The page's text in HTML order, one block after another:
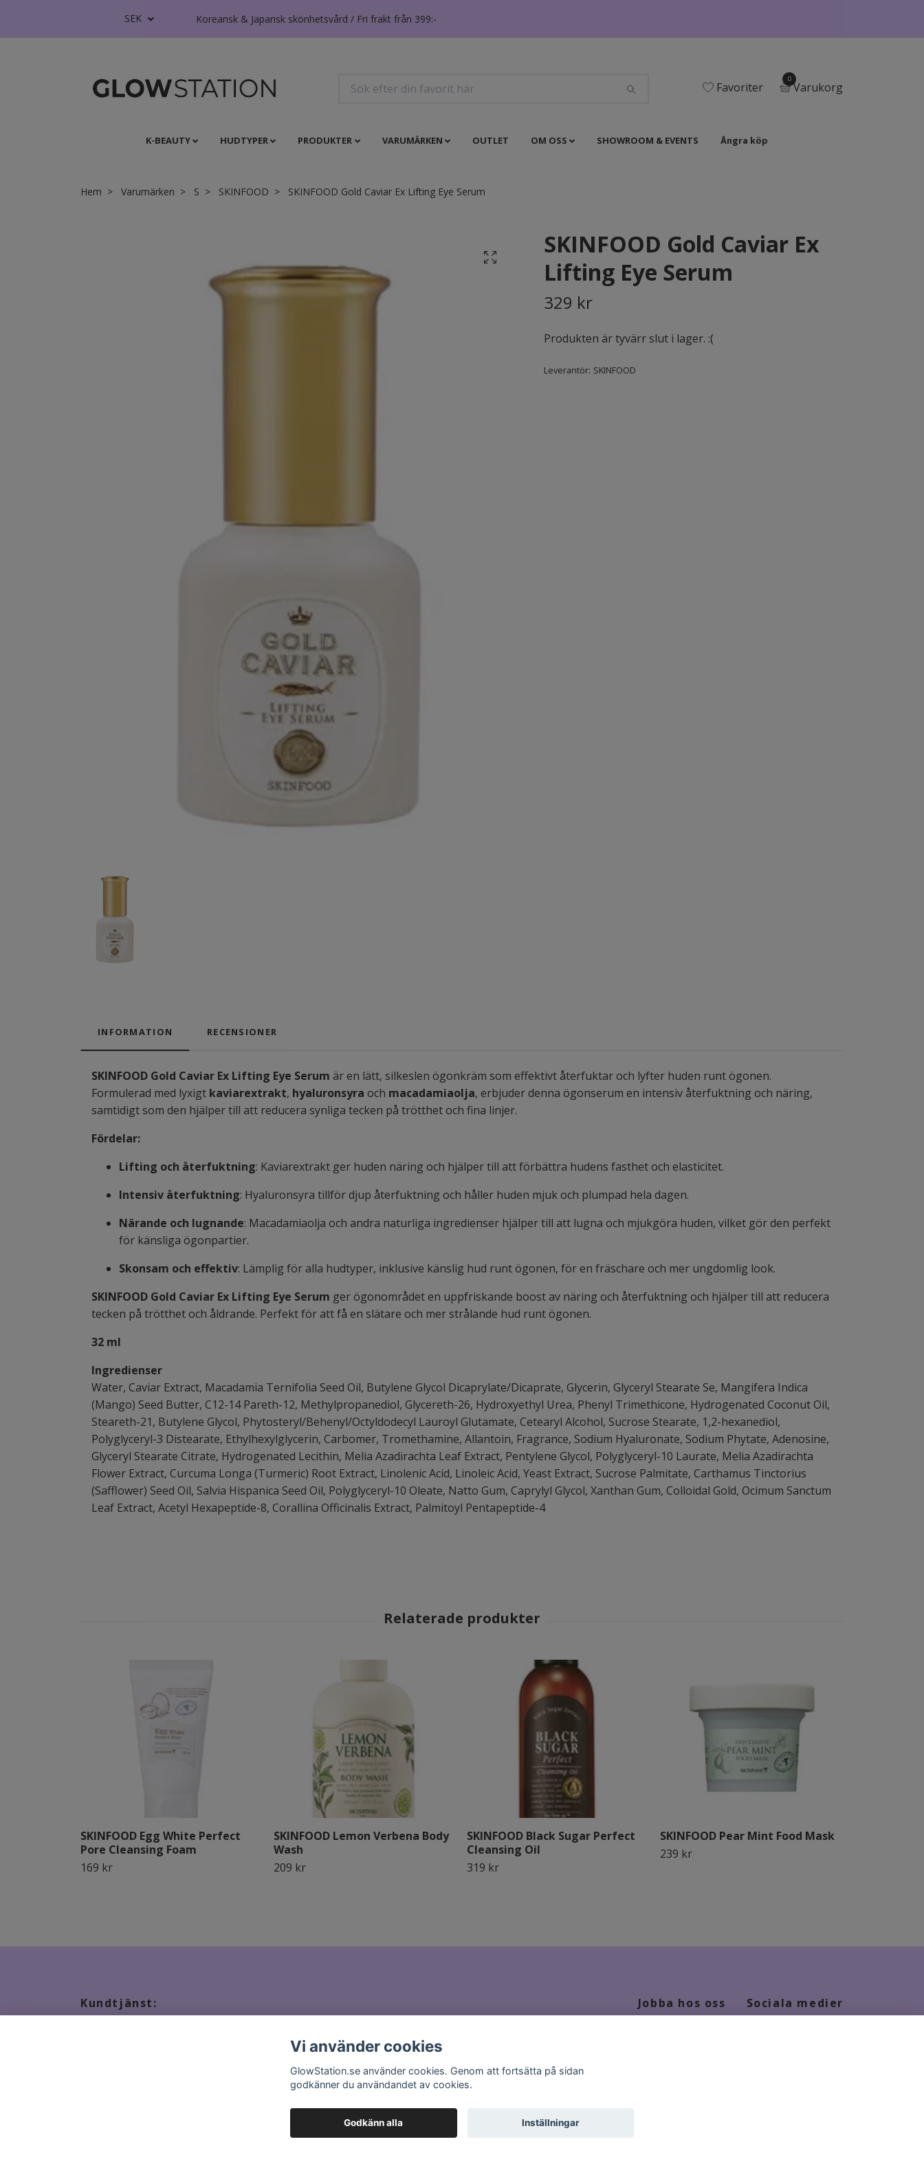
SEK Koreansk & Japansk skönhetsvård / Fri frakt från 399:-
Favoriter
0
Varukorg
K-BEAUTY HUDTYPER PRODUKTER VARUMÄRKEN OUTLET OM OSS SHOWROOM & EVENTS Ångra köp
Hem Varumärken S SKINFOOD SKINFOOD Gold Caviar Ex Lifting Eye Serum
SKINFOOD Gold Caviar Ex
Lifting Eye Serum
329 kr
Produkten är tyvärr slut i lager. :(
Leverantör: SKINFOOD
INFORMATION RECENSIONER
SKINFOOD Gold Caviar Ex Lifting Eye Serum är en lätt, silkeslen ögonkräm som effektivt återfuktar och lyfter huden runt ögonen.
Formulerad med lyxigt kaviarextrakt, hyaluronsyra och macadamiaolja, erbjuder denna ögonserum en intensiv återfuktning och näring,
samtidigt som den hjälper till att reducera synliga tecken på trötthet och fina linjer.
Fördelar:
Lifting och återfuktning: Kaviarextrakt ger huden näring och hjälper till att förbättra hudens fasthet och elasticitet.
Intensiv återfuktning: Hyaluronsyra tillför djup återfuktning och håller huden mjuk och plumpad hela dagen.
Närande och lugnande: Macadamiaolja och andra naturliga ingredienser hjälper till att lugna och mjukgöra huden, vilket gör den perfekt
för känsliga ögonpartier.
Skonsam och effektiv: Lämplig för alla hudtyper, inklusive känslig hud runt ögonen, för en fräschare och mer ungdomlig look.
SKINFOOD Gold Caviar Ex Lifting Eye Serum ger ögonområdet en uppfriskande boost av näring och återfuktning och hjälper till att reducera
tecken på trötthet och åldrande. Perfekt för att få en slätare och mer strålande hud runt ögonen.
32 ml
Ingredienser
Water, Caviar Extract, Macadamia Ternifolia Seed Oil, Butylene Glycol Dicaprylate/Dicaprate, Glycerin, Glyceryl Stearate Se, Mangifera Indica
(Mango) Seed Butter, C12-14 Pareth-12, Methylpropanediol, Glycereth-26, Hydroxyethyl Urea, Phenyl Trimethicone, Hydrogenated Coconut Oil,
Steareth-21, Butylene Glycol, Phytosteryl/Behenyl/Octyldodecyl Lauroyl Glutamate, Cetearyl Alcohol, Sucrose Stearate, 1,2-hexanediol,
Polyglyceryl-3 Distearate, Ethylhexylglycerin, Carbomer, Tromethamine, Allantoin, Fragrance, Sodium Hyaluronate, Sodium Phytate, Adenosine,
Glyceryl Stearate Citrate, Hydrogenated Lecithin, Melia Azadirachta Leaf Extract, Pentylene Glycol, Polyglyceryl-10 Laurate, Melia Azadirachta
Flower Extract, Curcuma Longa (Turmeric) Root Extract, Linolenic Acid, Linoleic Acid, Yeast Extract, Sucrose Palmitate, Carthamus Tinctorius
(Safflower) Seed Oil, Salvia Hispanica Seed Oil, Polyglyceryl-10 Oleate, Natto Gum, Caprylyl Glycol, Xanthan Gum, Colloidal Gold, Ocimum Sanctum
Leaf Extract, Acetyl Hexapeptide-8, Corallina Officinalis Extract, Palmitoyl Pentapeptide-4
SKINFOOD Egg White Perfect
Pore Cleansing Foam
169 kr
SKINFOOD Lemon Verbena Body
Wash
209 kr
SKINFOOD Black Sugar Perfect
Cleansing Oil
319 kr
SKINFOOD Pear Mint Food Mask
239 kr
Kundtjänst: Jobba hos oss Sociala medier
Vi använder cookies
GlowStation.se använder cookies. Genom att fortsätta på sidan
godkänner du användandet av cookies.
Godkänn alla Inställningar